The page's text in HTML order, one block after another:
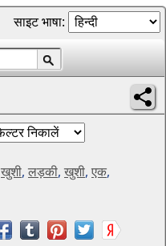
साइट भाषा:
खुशी, लड़की, खुशी, एक,